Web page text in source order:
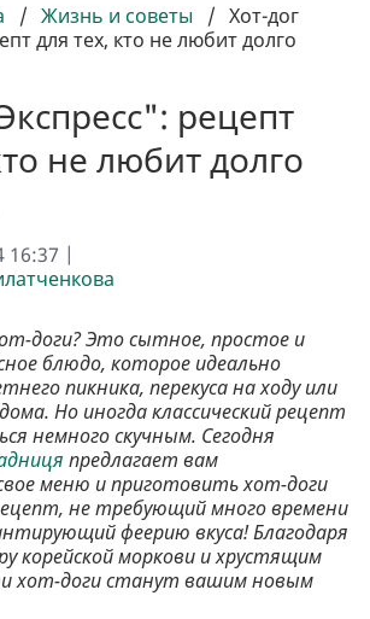
/ Жизнь и советы / Хот-дог
для тех, кто не любит долго
рецепт
не любит долго
16:37 |
доги? Это сытное, простое и
блюдо, которое идеально
пикника, перекуса на ходу или
Но иногда классический рецепт
немного скучным. Сегодня
предлагает вам
меню и приготовить хот-доги
не требующий много времени
феерию вкуса! Благодаря
корейской моркови и хрустящим
хот-доги станут вашим новым